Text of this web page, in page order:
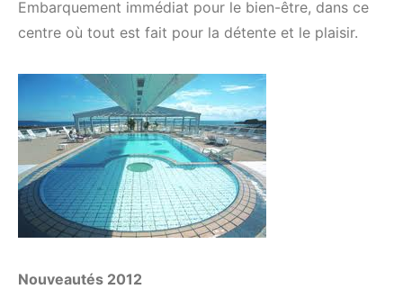
Embarquement immédiat pour le bien-être, dans ce
centre où tout est fait pour la détente et le plaisir.
Nouveautés 2012